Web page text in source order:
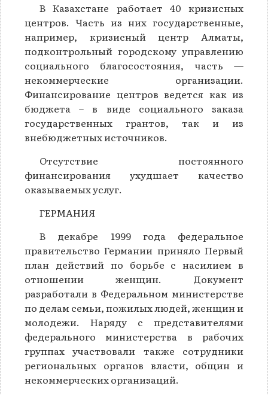
В Казахстане работает 40 кризисных
центров. Часть из них государственные,
например, кризисный центр Алматы,
подконтрольный городскому управлению
социального благосостояния, часть —
некоммерческие организации.
Финансирование центров ведется как из
бюджета – в виде социального заказа
государственных грантов, так и из
внебюджетных источников.
Отсутствие постоянного
финансирования ухудшает качество
оказываемых услуг.
ГЕРМАНИЯ
В декабре 1999 года федеральное
правительство Германии приняло Первый
план действий по борьбе с насилием в
отношении женщин. Документ
разработали в Федеральном министерстве
по делам семьи, пожилых людей, женщин и
молодежи. Наряду с представителями
федерального министерства в рабочих
группах участвовали также сотрудники
региональных органов власти, общин и
некоммерческих организаций.